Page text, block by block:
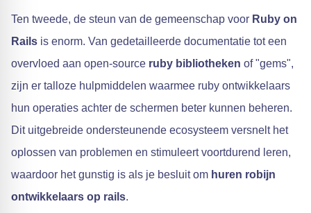
Ten tweede, de steun van de gemeenschap voor Ruby on
Rails is enorm. Van gedetailleerde documentatie tot een
overvloed aan open-source ruby bibliotheken of "gems",
zijn er talloze hulpmiddelen waarmee ruby ontwikkelaars
hun operaties achter de schermen beter kunnen beheren.
Dit uitgebreide ondersteunende ecosysteem versnelt het
oplossen van problemen en stimuleert voortdurend leren,
waardoor het gunstig is als je besluit om huren robijn
ontwikkelaars op rails.